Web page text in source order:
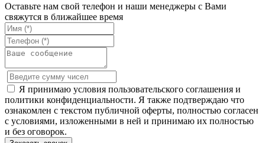
Оставьте нам свой телефон и наши менеджеры с Вами
свяжутся в ближайшее время
Я принимаю условия пользовательского соглашения и
политики конфиденциальности. Я также подтверждаю что
ознакомлен с текстом публичной оферты, полностью согласен
с условиями, изложенными в ней и принимаю их полностью
и без оговорок.